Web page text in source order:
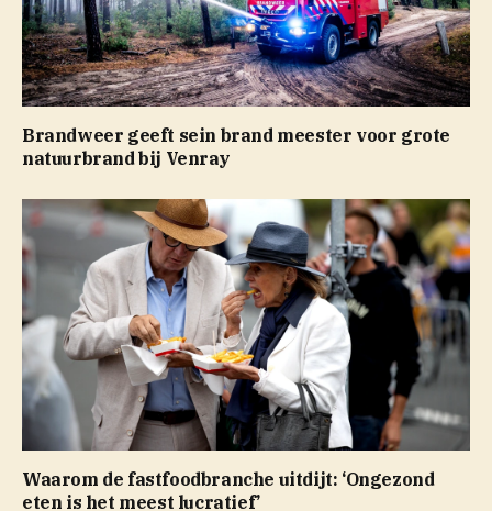
Brandweer geeft sein brand meester voor grote
natuurbrand bij Venray
Waarom de fastfoodbranche uitdijt: ‘Ongezond
eten is het meest lucratief’